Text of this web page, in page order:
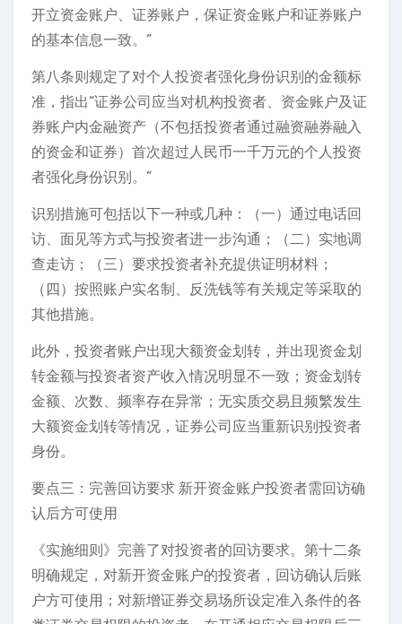
开立资金账户、证券账户，保证资金账户和证券账户
的基本信息一致。”
第八条则规定了对个人投资者强化身份识别的金额标
准，指出“证券公司应当对机构投资者、资金账户及证
券账户内金融资产（不包括投资者通过融资融券融入
的资金和证券）首次超过人民币一千万元的个人投资
者强化身份识别。”
识别措施可包括以下一种或几种：（一）通过电话回
访、面见等方式与投资者进一步沟通；（二）实地调
查走访；（三）要求投资者补充提供证明材料；
（四）按照账户实名制、反洗钱等有关规定等采取的
其他措施。
此外，投资者账户出现大额资金划转，并出现资金划
转金额与投资者资产收入情况明显不一致；资金划转
金额、次数、频率存在异常；无实质交易且频繁发生
大额资金划转等情况，证券公司应当重新识别投资者
身份。
要点三：完善回访要求 新开资金账户投资者需回访确
认后方可使用
《实施细则》完善了对投资者的回访要求。第十二条
明确规定，对新开资金账户的投资者，回访确认后账
户方可使用；对新增证券交易场所设定准入条件的各